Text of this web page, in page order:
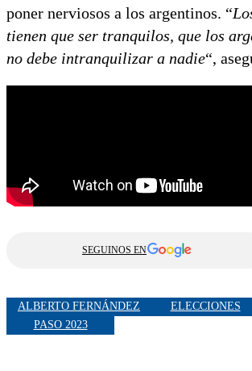
poner nerviosos a los argentinos. “
tienen que ser tranquilos, que los
no debe intranquilizar a nadie“,
SEGUINOS EN
ALBERTO FERNÁNDEZ
ELECCIONES
PASO 2023